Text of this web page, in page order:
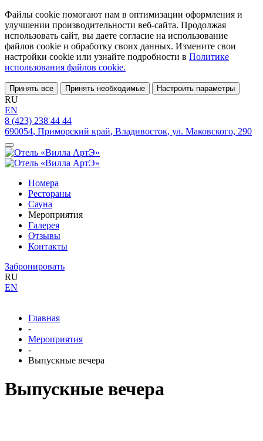
Файлы cookie помогают нам в оптимизации оформления и
улучшении производительности веб-сайта. Продолжая
использовать сайт, вы даете согласие на использование
файлов cookie и обработку своих данных. Измените свои
настройки cookie или узнайте подробности в Политике
использования файлов cookie.
Принять все Принять необходимые Настроить параметры
RU
EN
8 (423) 238 44 44
690054, Приморский край, Владивосток, ул. Маковского, 290
Номера
Рестораны
Сауна
Мероприятия
Галерея
Отзывы
Контакты
Забронировать
RU
EN
Главная
-
Мероприятия
-
Выпускные вечера
Выпускные вечера